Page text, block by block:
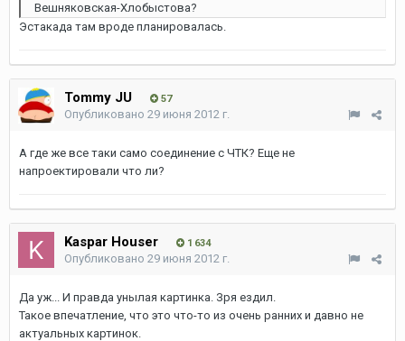
Вешняковская-Хлобыстова?
Эстакада там вроде планировалась.
Tommy JU 57
Опубликовано 29 июня 2012 г.
А где же все таки само соединение с ЧТК? Еще не
напроектировали что ли?
Kaspar Houser 1 634
Опубликовано 29 июня 2012 г.
Да уж... И правда унылая картинка. Зря ездил.
Такое впечатление, что это что-то из очень ранних и давно не
актуальных картинок.